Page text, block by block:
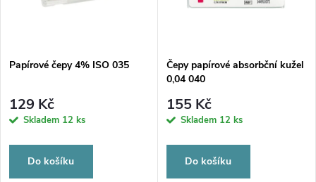
Papírové čepy 4% ISO 035
129 Kč
Skladem 12 ks
Do košíku
Čepy papírové absorbční kužel
0,04 040
155 Kč
Skladem 12 ks
Do košíku